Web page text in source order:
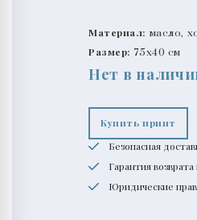
Материал: масло,
Размер: 75x40 см
Нет в
Купить принт
Безопасная
Гарантия
Юридические